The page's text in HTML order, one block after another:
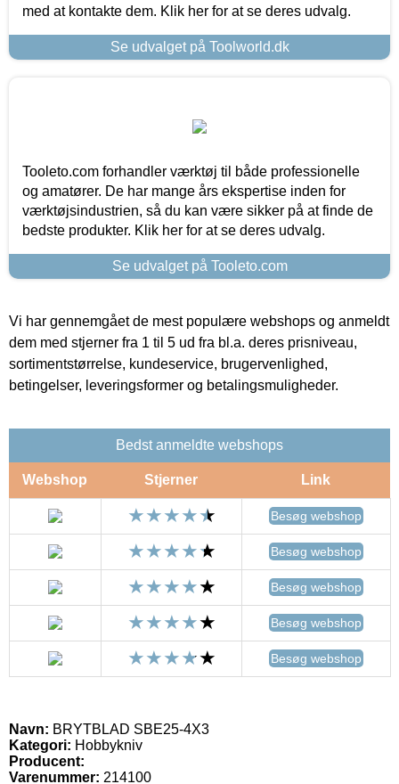
med at kontakte dem. Klik her for at se deres udvalg.
Se udvalget på Toolworld.dk
Tooleto.com forhandler værktøj til både professionelle
og amatører. De har mange års ekspertise inden for
værktøjsindustrien, så du kan være sikker på at finde de
bedste produkter. Klik her for at se deres udvalg.
Se udvalget på Tooleto.com
Vi har gennemgået de mest populære webshops og anmeldt
dem med stjerner fra 1 til 5 ud fra bl.a. deres prisniveau,
sortimentstørrelse, kundeservice, brugervenlighed,
betingelser, leveringsformer og betalingsmuligheder.
Bedst anmeldte webshops
Webshop Stjerner Link
Besøg webshop
Besøg webshop
Besøg webshop
Besøg webshop
Besøg webshop
Navn: BRYTBLAD SBE25-4X3
Kategori: Hobbykniv
Producent:
Varenummer: 214100